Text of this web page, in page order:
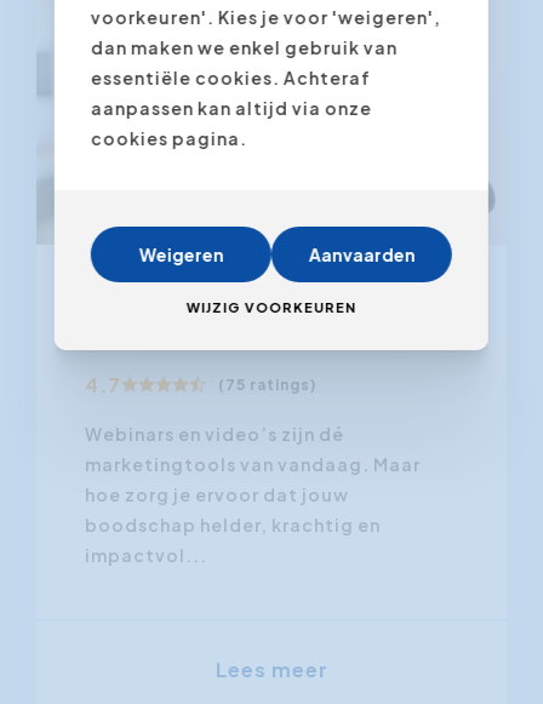
Cameratraining voor webinars en
4.7 (75 ratings)
Webinars en video’s zijn dé
marketingtools van vandaag. Maar
hoe zorg je ervoor dat jouw
boodschap helder, krachtig en
impactvol...
Lees meer
voorkeuren'. Kies je voor 'weigeren',
dan maken we enkel gebruik van
essentiële cookies. Achteraf
aanpassen kan altijd via onze
cookies pagina.
Weigeren Aanvaarden
WIJZIG VOORKEUREN